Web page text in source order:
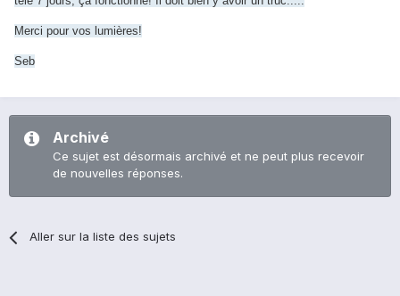
Merci pour vos lumières!
Seb
Archivé
Ce sujet est désormais archivé et ne peut plus recevoir
de nouvelles réponses.
Aller sur la liste des sujets